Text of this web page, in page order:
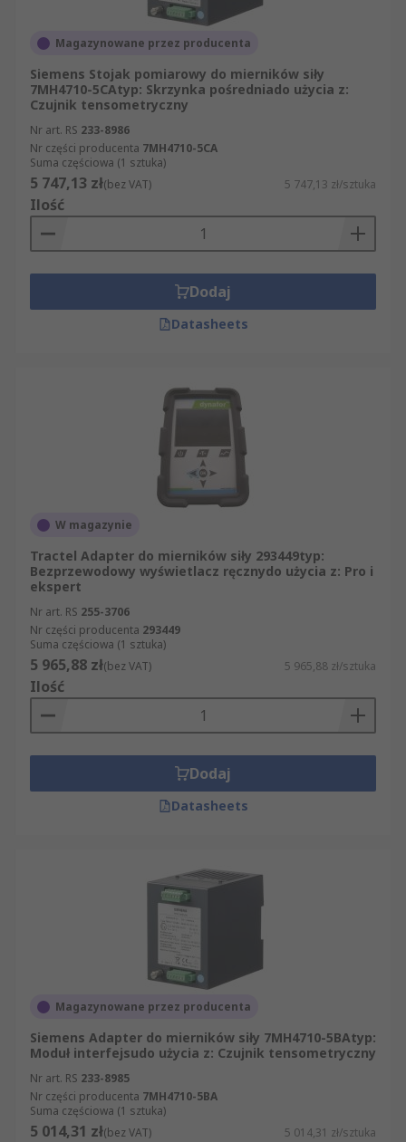
Magazynowane przez producenta
Siemens Stojak pomiarowy do mierników siły
7MH4710-5CAtyp: Skrzynka pośredniado użycia z:
Czujnik tensometryczny
Nr art. RS 233-8986
Nr części producenta 7MH4710-5CA
Suma częściowa (1 sztuka)
5 747,13 zł(bez VAT) 5 747,13 zł/sztuka
Ilość
Dodaj
Datasheets
W magazynie
Tractel Adapter do mierników siły 293449typ:
Bezprzewodowy wyświetlacz ręcznydo użycia z: Pro i
ekspert
Nr art. RS 255-3706
Nr części producenta 293449
Suma częściowa (1 sztuka)
5 965,88 zł(bez VAT) 5 965,88 zł/sztuka
Ilość
Dodaj
Datasheets
Magazynowane przez producenta
Siemens Adapter do mierników siły 7MH4710-5BAtyp:
Moduł interfejsudo użycia z: Czujnik tensometryczny
Nr art. RS 233-8985
Nr części producenta 7MH4710-5BA
Suma częściowa (1 sztuka)
5 014,31 zł(bez VAT) 5 014,31 zł/sztuka